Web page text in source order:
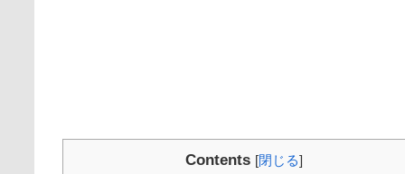
Contents [閉じる]